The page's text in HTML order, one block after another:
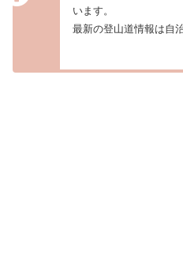
います。
最新の登山道情報は自